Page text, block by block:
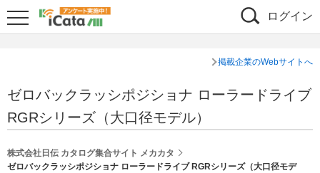
ログイン
掲載企業のWebサイトへ
ゼロバックラッシポジショナ ローラードライブ
RGRシリーズ（大口径モデル）
株式会社日伝 カタログ集合サイト メカカタ
ゼロバックラッシポジショナ ローラードライブ RGRシリーズ（大口径モデ